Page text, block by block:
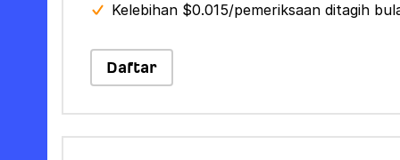
Kelebihan $0.015/pemeriksaan ditagih
Daftar